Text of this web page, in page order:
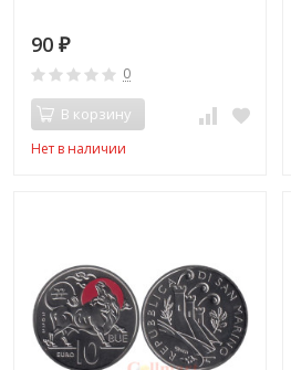
90₽
0
В корзину
Нет в наличии